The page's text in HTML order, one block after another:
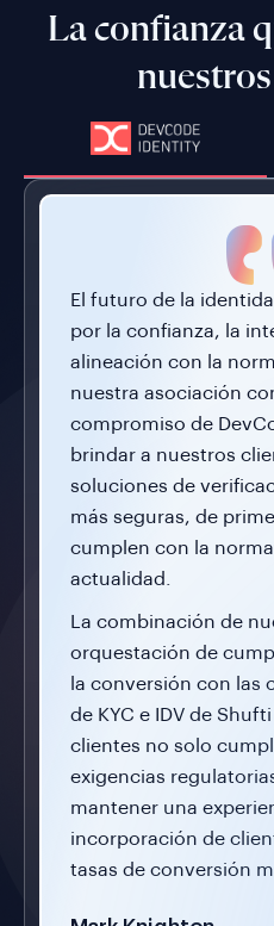
La confianza
El futuro de la
por la confianza, la
alineación con la
nuestra asociación
compromiso de
brindar a nuestros
soluciones de
más seguras, de
cumplen con la
actualidad.
La combinación de
orquestación de
la conversión con las
de KYC e IDV de
clientes no solo
exigencias
mantener una
incorporación de
tasas de conversión